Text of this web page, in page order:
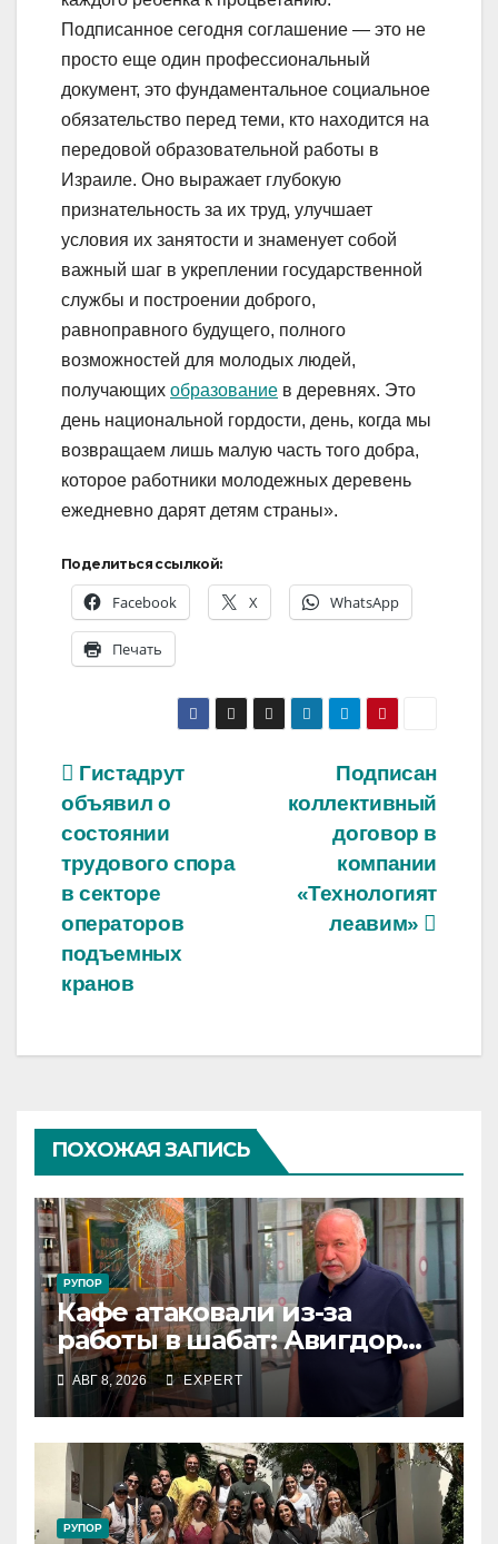
Подписанное сегодня соглашение — это не
просто еще один профессиональный
документ, это фундаментальное социальное
обязательство перед теми, кто находится на
передовой образовательной работы в
Израиле. Оно выражает глубокую
признательность за их труд, улучшает
условия их занятости и знаменует собой
важный шаг в укреплении государственной
службы и построении доброго,
равноправного будущего, полного
возможностей для молодых людей,
получающих образование в деревнях. Это
день национальной гордости, день, когда мы
возвращаем лишь малую часть того добра,
которое работники молодежных деревень
ежедневно дарят детям страны».
Поделиться ссылкой:
Facebook X WhatsApp
Печать
Навигация
по
записям
Подписан
коллективный
договор в
компании
«Технологият
леавим»
Гистадрут
объявил о
состоянии
трудового спора
в секторе
операторов
подъемных
кранов
ПОХОЖАЯ ЗАПИСЬ
РУПОР
Кафе атаковали из-за
работы в шабат: Авигдор
Либерман приехал
поддержать владельцев
АВГ 8, 2026 EXPERT
РУПОР